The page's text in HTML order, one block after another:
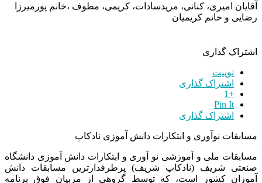
آقایان امیری، کنانی، مریدسادات، کریمی، مطوف ،خانم پورمیرزا
رضایی و خانم کریمیان
اشتراک گذاری
توییت
اشتراک گذاری
+1
Pin It
اشتراک گذاری
مسابقات نوآوری و ابتکارات دانش آموزی نادکاپ
مسابقات ملی و آموزشی نو آوری و ابتکارات دانش آموزی دانشگاه
صنعتی شریف (نادکاپ شریف) پرطرفدارترین مسابقات دانش
آموزان کشور است، که توسط گروهی از مربیان فوق برنامه